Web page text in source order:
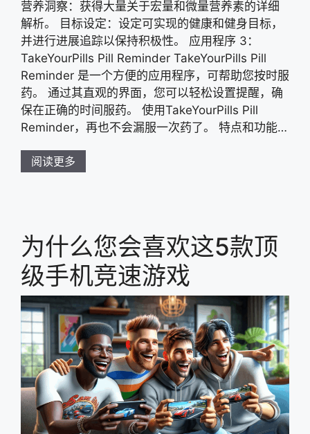
营养洞察：获得大量关于宏量和微量营养素的详细
解析。 目标设定：设定可实现的健康和健身目标，
并进行进展追踪以保持积极性。 应用程序 3：
TakeYourPills Pill Reminder TakeYourPills Pill
Reminder 是一个方便的应用程序，可帮助您按时服
药。 通过其直观的界面，您可以轻松设置提醒，确
保在正确的时间服药。 使用TakeYourPills Pill
Reminder，再也不会漏服一次药了。 特点和功能…
阅读更多
为什么您会喜欢这5款顶
级手机竞速游戏